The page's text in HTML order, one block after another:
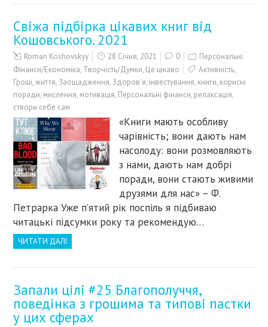
Свіжа підбірка цікавих книг від
Кошовського. 2021
Roman Koshovskyy 28 Січня, 2021 0
Персональні
Фінанси/Економіка, Творчість/Думки, Це цікаво Активність,
Гроші,життя,Заощадження,Здоров'я, інвестування, книги, корисні
поради, мислення, мотивація, Персональні фінанси, релаксація,
створи себе сам
«Книги мають особливу
чарівність; вони дають нам
насолоду: вони розмовляють
з нами, дають нам добрі
поради, вони стають живими
друзями для нас» – Ф.
Петрарка Уже п’ятий рік поспіль я підбиваю
читацькі підсумки року та рекомендую…
ЧИТАТИ ДАЛІ
Запали цілі #25 Благополуччя,
поведінка з грошима та типові пастки
у цих сферах